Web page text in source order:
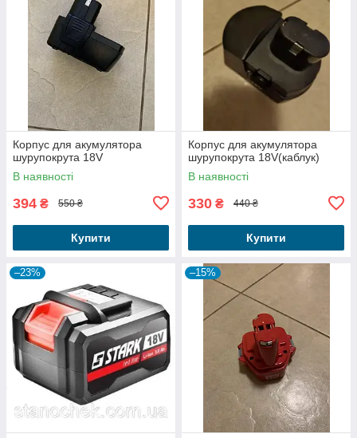
Корпус для акумулятора
шурупокрута 18V
В наявності
394 ₴ 550 ₴
Купити
Корпус для акумулятора
шурупокрута 18V(каблук)
В наявності
330 ₴ 440 ₴
Купити
–23% –15%